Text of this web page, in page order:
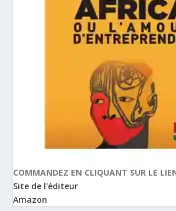
COMMANDEZ EN CLIQUANT SUR LE
Site de l'éditeur
Amazon